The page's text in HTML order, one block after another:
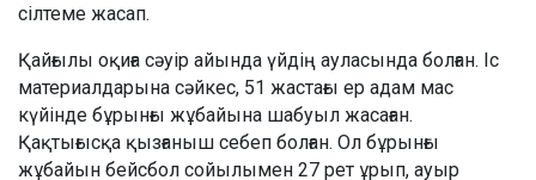
сілтеме жасап.
Қайғылы оқиға сәуір айында үйдің ауласында болған. Іс
материалдарына сәйкес, 51 жастағы ер адам мас
күйінде бұрынғы жұбайына шабуыл жасаған.
Қақтығысқа қызғаныш себеп болған. Ол бұрынғы
жұбайын бейсбол сойылымен 27 рет ұрып, ауыр